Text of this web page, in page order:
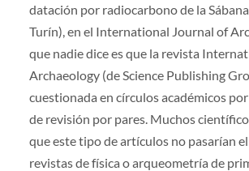
datación por radiocarbono de la
Turín), en el International Journal of
que nadie dice es que la revista
Archaeology (de Science Publishing
cuestionada en círculos académicos
de revisión por pares. Muchos
que este tipo de artículos no pasarían
revistas de física o arqueometría de